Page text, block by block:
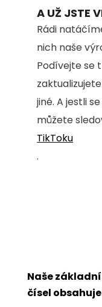
A UŽ JSTE
Rádi
nich naše
Podívejte se
jiné. A jestli
můžete
TikToku
.
Naše
čísel